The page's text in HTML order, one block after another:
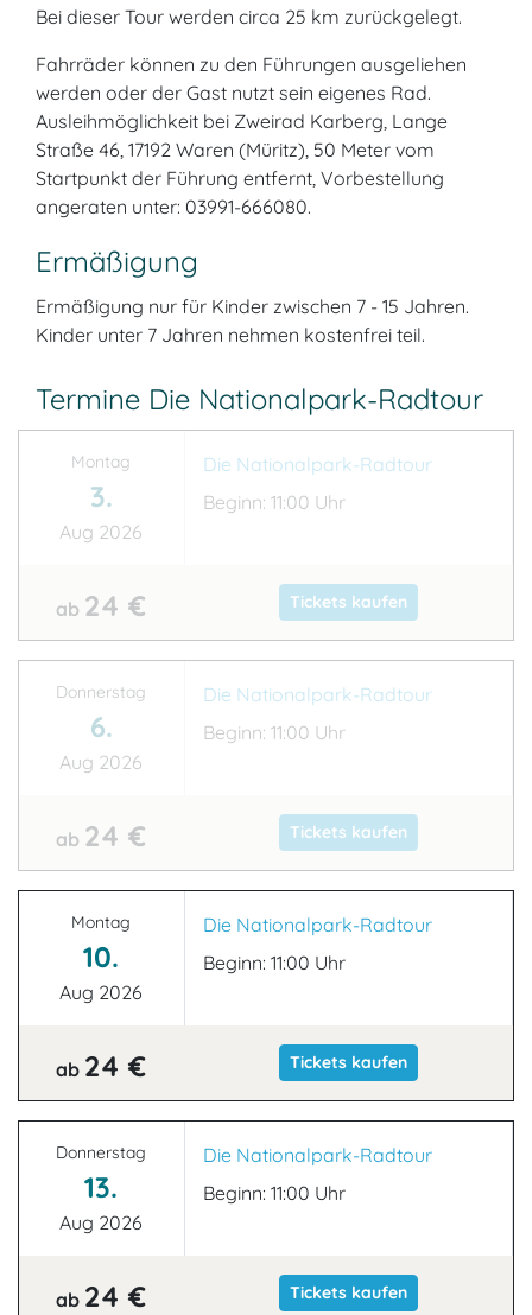
Bei dieser Tour werden circa 25 km zurückgelegt.
Fahrräder können zu den Führungen ausgeliehen
werden oder der Gast nutzt sein eigenes Rad.
Ausleihmöglichkeit bei Zweirad Karberg, Lange
Straße 46, 17192 Waren (Müritz), 50 Meter vom
Startpunkt der Führung entfernt, Vorbestellung
angeraten unter: 03991-666080.
Ermäßigung
Ermäßigung nur für Kinder zwischen 7 - 15 Jahren.
Kinder unter 7 Jahren nehmen kostenfrei teil.
Termine Die Nationalpark-Radtour
Montag
3.
Aug 2026
Die Nationalpark-Radtour
Beginn: 11:00 Uhr
ab 24 € Tickets kaufen
Donnerstag
6.
Aug 2026
Die Nationalpark-Radtour
Beginn: 11:00 Uhr
ab 24 € Tickets kaufen
Montag
10.
Aug 2026
Die Nationalpark-Radtour
Beginn: 11:00 Uhr
ab 24 € Tickets kaufen
Donnerstag
13.
Aug 2026
Die Nationalpark-Radtour
Beginn: 11:00 Uhr
ab 24 € Tickets kaufen